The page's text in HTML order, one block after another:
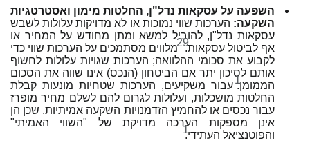
השפעה על עסקאות נדל"ן, החלטות מימון ואסטרטגיות
השקעה: הערכות שווי נמוכות או לא מדויקות עלולות לשבש
עסקאות נדל"ן, להוביל למשא ומתן מחודש על המחיר או
אף לביטול עסקאות.29מלווים מסתמכים על הערכות שווי כדי
לקבוע את סכומי ההלוואה; הערכות שגויות עלולות לחשוף
אותם לסיכון יתר אם הביטחון (הנכס) אינו שווה את הסכום
הממומן.1עבור משקיעים, הערכות שטחיות מונעות קבלת
החלטות מושכלות, ועלולות לגרום להם לשלם מחיר מופרז
עבור נכסים או להחמיץ הזדמנויות השקעה אמיתיות, שכן הן
אינן מספקות הערכה מדויקת של "השווי האמיתי"
והפוטנציאל העתידי.1